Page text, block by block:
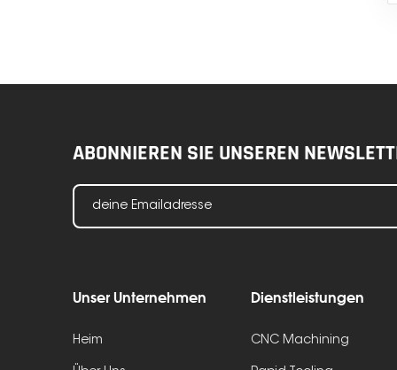
ABONNIEREN SIE UNSEREN
Unser Unternehmen
Heim
Dienstleistungen
CNC Machining